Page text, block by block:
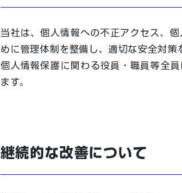
当社は、個人情報への不正アクセス、
めに管理体制を整備し、適切な安全対
個人情報保護に関わる役員・職員等全
ます。
継続的な改善について